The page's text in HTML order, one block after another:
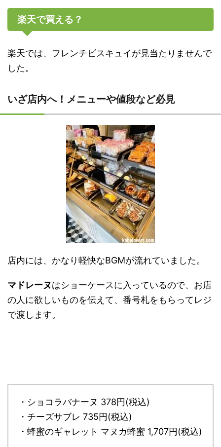
楽天で買える？
楽天では、フレンチビスキュイが見当たりませんで
した。
いざ店内へ！メニューや値段など必見
店内には、かなり軽快なBGMが流れていました。
マドレーヌはショーケースに入っているので、お店
の人に欲しいものを伝えて、番号札をもらってレジ
で渡します。
・ショコラバナーヌ 378円(税込)
・チーズサブレ 735円(税込)
・蜂蜜のギャレット マヌカ蜂蜜 1,707円(税込)